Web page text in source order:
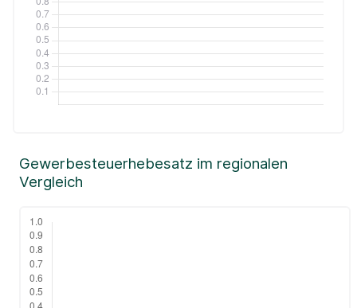
Gewerbesteuerhebesatz im regionalen
Vergleich